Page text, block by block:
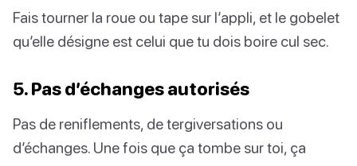
Fais tourner la roue ou tape sur l’appli, et le gobelet
qu’elle désigne est celui que tu dois boire cul sec.
5. Pas d’échanges autorisés
Pas de reniflements, de tergiversations ou
d’échanges. Une fois que ça tombe sur toi, ça